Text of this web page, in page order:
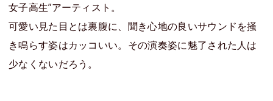
女子高生”アーティスト。
可愛い見た目とは裏腹に、聞き心地の良いサウンドを掻
き鳴らす姿はカッコいい。その演奏姿に魅了された人は
少なくないだろう。